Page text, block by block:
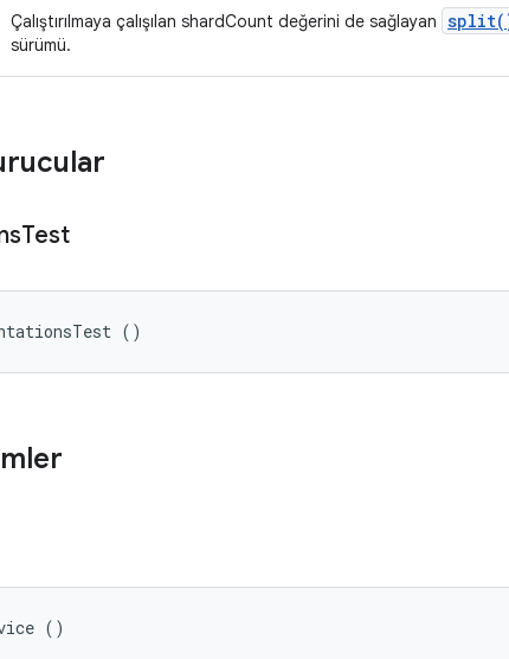
Çalıştırılmaya çalışılan shardCount değerini de sağlayan
sürümü.
Test
()
()